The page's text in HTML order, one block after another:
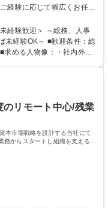
経験に応じて幅広くお任せ
には事務所勤務ですが、
の日帰り・宿泊を伴う国内
互いに助け合いながら、総
経験歓迎＞ ～総務、人事
未経験OK～ ■歓迎条件：総
リモート中心/残業
本市場戦略を設計する当社にて
からスタートし組織を支える専